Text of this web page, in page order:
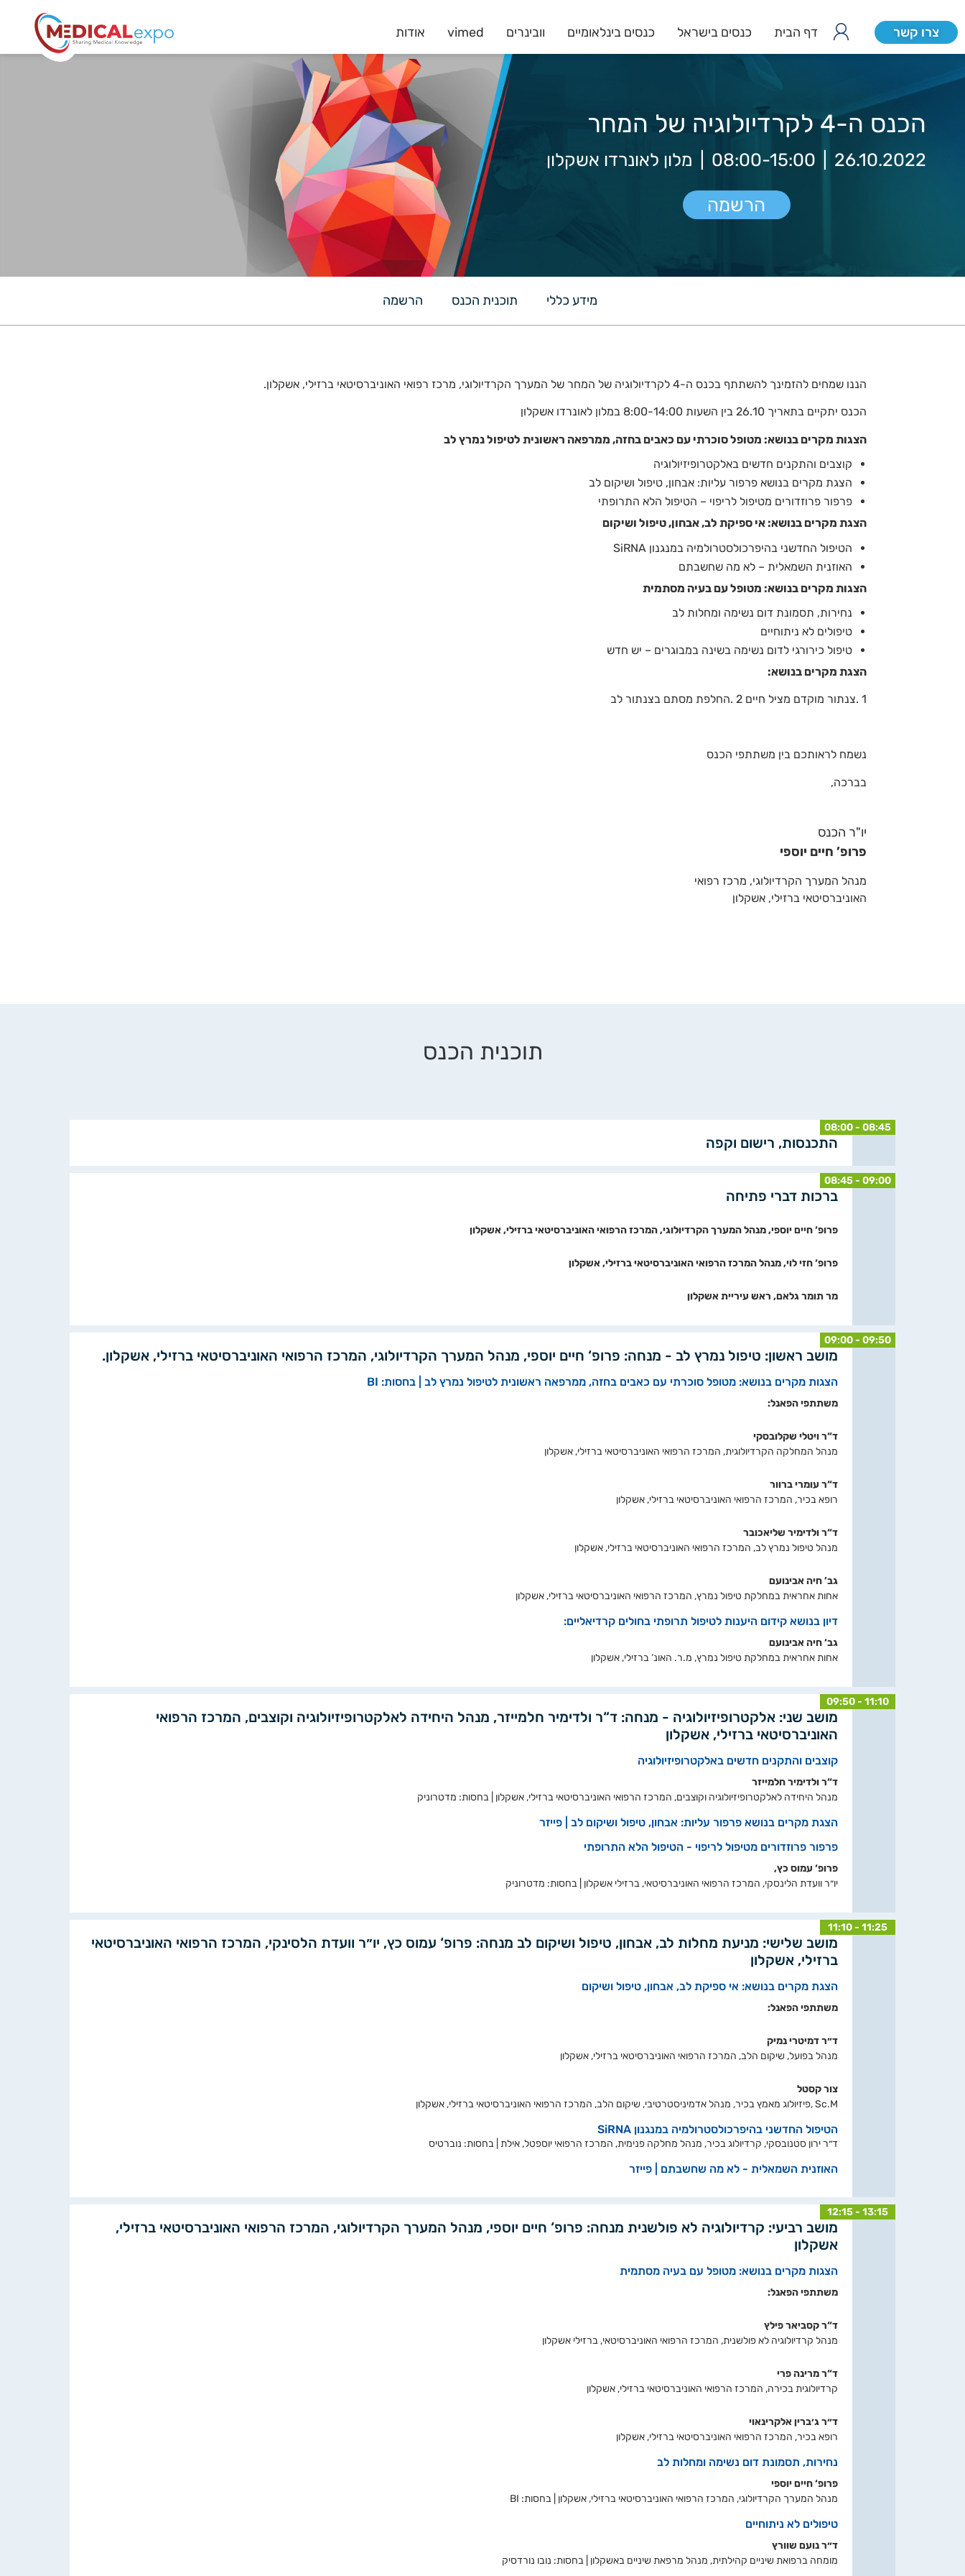
צרו קשר דף הבית כנסים בישראל כנסים בינלאומיים וובינרים vimed אודות
הכנס ה-4 לקרדיולוגיה של המחר
26.10.2022
08:00-15:00 מלון לאונרדו אשקלון
הרשמה
מידע כללי תוכנית הכנס הרשמה
יו"ר הכנס
פרופ’ חיים יוספי
מנהל המערך הקרדיולוגי, מרכז רפואי
האוניברסיטאי ברזילי, אשקלון
הננו שמחים להזמינך להשתתף בכנס ה-4 לקרדיולוגיה של המחר של המערך הקרדיולוגי, מרכז רפואי האוניברסיטאי ברזילי, אשקלון.
הכנס יתקיים בתאריך 26.10 בין השעות 8:00-14:00 במלון לאונרדו אשקלון
הצגות מקרים בנושא: מטופל סוכרתי עם כאבים בחזה, ממרפאה ראשונית לטיפול נמרץ לב
קוצבים והתקנים חדשים באלקטרופיזיולוגיה
הצגת מקרים בנושא פרפור עליות: אבחון, טיפול ושיקום לב
פרפור פרוזדורים מטיפול לריפוי – הטיפול הלא התרופתי
הצגת מקרים בנושא: אי ספיקת לב, אבחון, טיפול ושיקום
הטיפול החדשני בהיפרכולסטרולמיה במנגנון SiRNA
האוזנית השמאלית – לא מה שחשבתם
הצגות מקרים בנושא: מטופל עם בעיה מסתמית
נחירות, תסמונת דום נשימה ומחלות לב
טיפולים לא ניתוחיים
טיפול כירורגי לדום נשימה בשינה במבוגרים – יש חדש
הצגת מקרים בנושא:
1 .צנתור מוקדם מציל חיים 2 .החלפת מסתם בצנתור לב
נשמח לראותכם בין משתתפי הכנס
בברכה,
תוכנית הכנס
08:00 - 08:45
התכנסות, רישום וקפה
08:45 - 09:00
ברכות דברי פתיחה
פרופ‘ חיים יוספי, מנהל המערך הקרדיולוגי, המרכז הרפואי האוניברסיטאי ברזילי, אשקלון
פרופ‘ חזי לוי, מנהל המרכז הרפואי האוניברסיטאי ברזילי, אשקלון
מר תומר גלאם, ראש עיריית אשקלון
09:00 - 09:50
מושב ראשון: טיפול נמרץ לב - מנחה: פרופ‘ חיים יוספי, מנהל המערך הקרדיולוגי, המרכז הרפואי האוניברסיטאי ברזילי, אשקלון.
הצגות מקרים בנושא: מטופל סוכרתי עם כאבים בחזה, ממרפאה ראשונית לטיפול נמרץ לב | בחסות: BI
משתתפי הפאנל:
ד“ר ויטלי שקלובסקי
מנהל המחלקה הקרדיולוגית, המרכז הרפואי האוניברסיטאי ברזילי, אשקלון
ד“ר עומרי ברוור
רופא בכיר, המרכז הרפואי האוניברסיטאי ברזילי, אשקלון
ד“ר ולדימיר שליאכובר
מנהל טיפול נמרץ לב, המרכז הרפואי האוניברסיטאי ברזילי, אשקלון
גב’ חיה אבינועם
אחות אחראית במחלקת טיפול נמרץ, המרכז הרפואי האוניברסיטאי ברזילי, אשקלון
דיון בנושא קידום היענות לטיפול תרופתי בחולים קרדיאליים:
גב‘ חיה אבינועם
אחות אחראית במחלקת טיפול נמרץ, מ.ר. האונ‘ ברזילי, אשקלון
09:50 - 11:10
מושב שני: אלקטרופיזיולוגיה - מנחה: ד“ר ולדימיר חלמייזר, מנהל היחידה לאלקטרופיזיולוגיה וקוצבים, המרכז הרפואי
האוניברסיטאי ברזילי, אשקלון
קוצבים והתקנים חדשים באלקטרופיזיולוגיה
ד“ר ולדימיר חלמייזר
מנהל היחידה לאלקטרופיזיולוגיה וקוצבים, המרכז הרפואי האוניברסיטאי ברזילי, אשקלון | בחסות: מדטרוניק
הצגת מקרים בנושא פרפור עליות: אבחון, טיפול ושיקום לב | פייזר
פרפור פרוזדורים מטיפול לריפוי - הטיפול הלא התרופתי
פרופ‘ עמוס כץ,
יו״ר וועדת הלינסקי, המרכז הרפואי האוניברסיטאי, ברזילי אשקלון | בחסות: מדטרוניק
11:10 - 11:25
מושב שלישי: מניעת מחלות לב, אבחון, טיפול ושיקום לב מנחה: פרופ‘ עמוס כץ, יו״ר וועדת הלסינקי, המרכז הרפואי האוניברסיטאי
ברזילי, אשקלון
הצגת מקרים בנושא: אי ספיקת לב, אבחון, טיפול ושיקום
משתתפי הפאנל:
ד״ר דמיטרי נמיק
מנהל בפועל, שיקום הלב, המרכז הרפואי האוניברסיטאי ברזילי, אשקלון
צור קסטל
Sc.M ,פיזיולוג מאמץ בכיר, מנהל אדמיניסטרטיבי, שיקום הלב, המרכז הרפואי האוניברסיטאי ברזילי, אשקלון
הטיפול החדשני בהיפרכולסטרולמיה במנגנון SiRNA
ד״ר ירון סטנובסקי, קרדיולוג בכיר, מנהל מחלקה פנימית, המרכז הרפואי יוספטל, אילת | בחסות: נוברטיס
האוזנית השמאלית - לא מה שחשבתם | פייזר
12:15 - 13:15
מושב רביעי: קרדיולוגיה לא פולשנית מנחה: פרופ‘ חיים יוספי, מנהל המערך הקרדיולוגי, המרכז הרפואי האוניברסיטאי ברזילי,
אשקלון
הצגות מקרים בנושא: מטופל עם בעיה מסתמית
משתתפי הפאנל:
ד“ר קסביאר פילץ
מנהל קרדיולוגיה לא פולשנית, המרכז הרפואי האוניברסיטאי, ברזילי אשקלון
ד“ר מרינה פרי
קרדיולוגית בכירה, המרכז הרפואי האוניברסיטאי ברזילי, אשקלון
ד״ר ג׳ברין אלקרינאוי
רופא בכיר, המרכז הרפואי האוניברסיטאי ברזילי, אשקלון
נחירות, תסמונת דום נשימה ומחלות לב
פרופ‘ חיים יוספי
מנהל המערך הקרדיולוגי, המרכז הרפואי האוניברסיטאי ברזילי, אשקלון | בחסות: BI
טיפולים לא ניתוחיים
ד״ר נועם שוורץ
מומחה ברפואת שיניים קהילתית, מנהל מרפאת שיניים באשקלון | בחסות: נובו נורדסיק